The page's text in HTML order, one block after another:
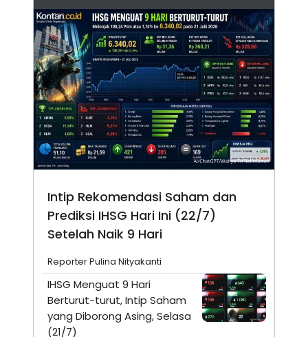
Intip Rekomendasi Saham dan
Prediksi IHSG Hari Ini (22/7)
Setelah Naik 9 Hari
Reporter Pulina Nityakanti
IHSG Menguat 9 Hari
Berturut-turut, Intip Saham
yang Diborong Asing, Selasa
(21/7)